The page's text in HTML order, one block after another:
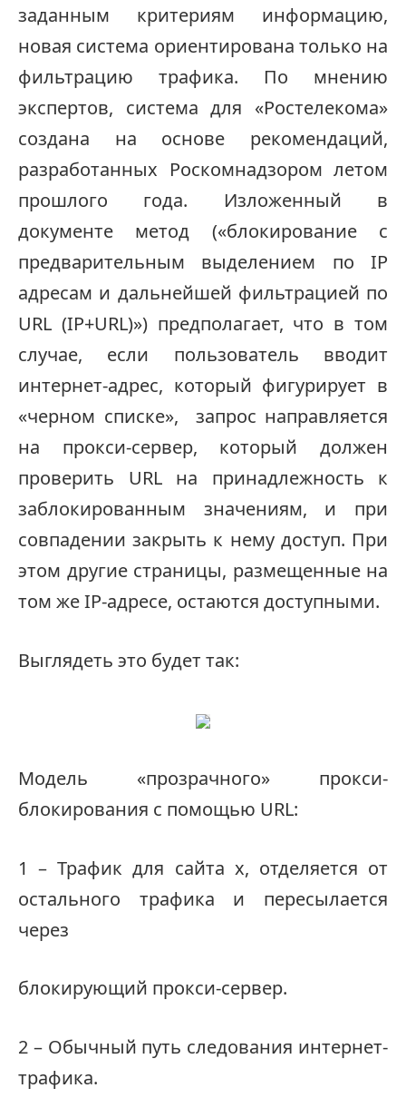
заданным критериям информацию,
новая система ориентирована только на
фильтрацию трафика. По мнению
экспертов, система для «Ростелекома»
создана на основе рекомендаций,
разработанных Роскомнадзором летом
прошлого года. Изложенный в
документе метод («блокирование с
предварительным выделением по IP
адресам и дальнейшей фильтрацией по
URL (IP+URL)») предполагает, что в том
случае, если пользователь вводит
интернет-адрес, который фигурирует в
«черном списке», запрос направляется
на прокси-сервер, который должен
проверить URL на принадлежность к
заблокированным значениям, и при
совпадении закрыть к нему доступ. При
этом другие страницы, размещенные на
том же IP-адресе, остаются доступными.
Выглядеть это будет так:
Модель «прозрачного» прокси-
блокирования с помощью URL:
1 – Трафик для сайта x, отделяется от
остального трафика и пересылается
через
блокирующий прокси-сервер.
2 – Обычный путь следования интернет-
трафика.